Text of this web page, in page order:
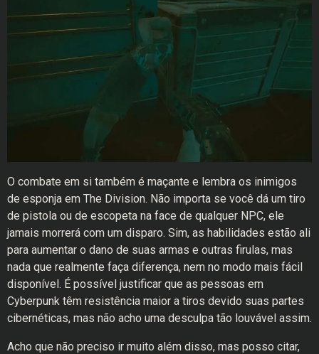
O combate em si também é maçante e lembra os inimigos
de esponja em The Division. Não importa se você dá um tiro
de pistola ou de escopeta na face de qualquer NPC, ele
jamais morrerá com um disparo. Sim, as habilidades estão ali
para aumentar o dano de suas armas e outras firulas, mas
nada que realmente faça diferença, nem no modo mais fácil
disponível. É possível justificar que as pessoas em
Cyberpunk têm resistência maior a tiros devido suas partes
cibernéticas, mas não acho uma desculpa tão louvável assim.
Acho que não preciso ir muito além disso, mas posso citar,